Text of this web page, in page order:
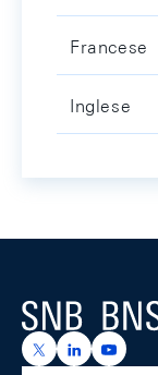
Francese
Inglese
Logo
https://x.com/
https://